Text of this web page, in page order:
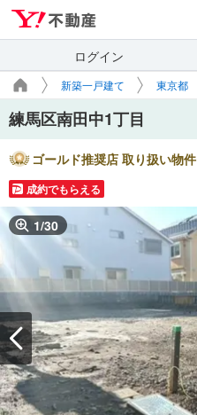
ログイン
新築一戸建て 東京都
練馬区南田中1丁目
ゴールド推奨店 取り扱い物件
成約でもらえる
1/30